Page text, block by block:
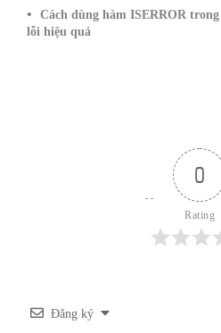
Cách dùng hàm ISERROR
lỗi hiệu quả
0
Rating
Đăng ký